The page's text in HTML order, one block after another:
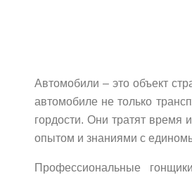
Автомобили – это объект
автомобиле не только
гордости. Они тратят время
опытом и знаниями с
Профессиональные